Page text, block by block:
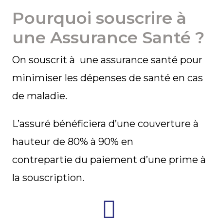
Pourquoi souscrire à
une Assurance Santé ?
On souscrit à une assurance santé pour
minimiser les dépenses de santé en cas
de maladie.
L’assuré bénéficiera d’une couverture à
hauteur de 80% à 90% en
contrepartie du paiement d’une prime à
la souscription.